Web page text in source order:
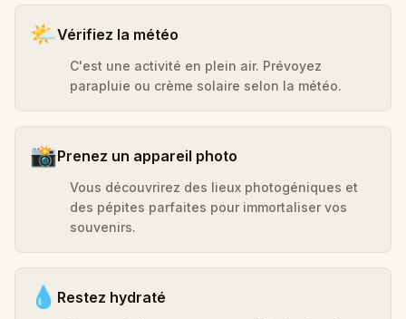
🌤️Vérifiez la météo
C'est une activité en plein air. Prévoyez
parapluie ou crème solaire selon la météo.
📸Prenez un appareil photo
Vous découvrirez des lieux photogéniques et
des pépites parfaites pour immortaliser vos
souvenirs.
💧 Restez hydraté